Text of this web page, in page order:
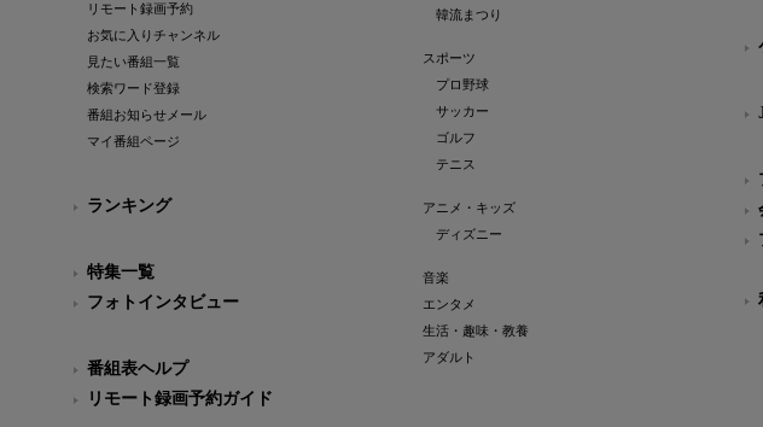
リモート録画予約
お気に入りチャンネル
見たい番組一覧
検索ワード登録
番組お知らせメール
マイ番組ページ
ランキング
特集一覧
フォトインタビュー
番組表ヘルプ
リモート録画予約ガイド
韓流まつり
スポーツ
プロ野球
サッカー
ゴルフ
テニス
アニメ・キッズ
ディズニー
音楽
エンタメ
生活・趣味・教養
アダルト